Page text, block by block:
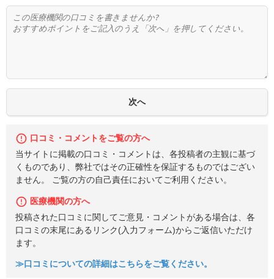
口コミ・コメントをご覧の方へ
当サイトに掲載の口コミ・コメントは、各投稿者の主観に基づ
くものであり、弊社ではその正確性を保証するものではござい
ません。 ご覧の方の自己責任においてご利用ください。
医療機関の方へ
投稿された口コミに関してご意見・コメントがある場合は、各
口コミの末尾にあるリンク(入力フォーム)からご返信いただけ
ます。
≫口コミについての詳細はこちらをご覧ください。